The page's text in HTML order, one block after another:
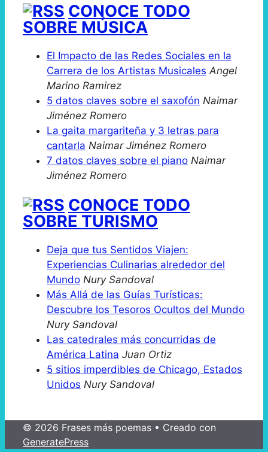
CONOCE TODO
SOBRE MÚSICA
El Impacto de las Redes Sociales en la
Carrera de los Artistas Musicales Angel
Marino Ramirez
5 datos claves sobre el saxofón Naimar
Jiménez Romero
La gaita margariteña y 3 letras para
cantarla Naimar Jiménez Romero
7 datos claves sobre el piano Naimar
Jiménez Romero
CONOCE TODO
SOBRE TURISMO
Deja que tus Sentidos Viajen:
Experiencias Culinarias alrededor del
Mundo Nury Sandoval
Más Allá de las Guías Turísticas:
Descubre los Tesoros Ocultos del Mundo
Nury Sandoval
Las catedrales más concurridas de
América Latina Juan Ortiz
5 sitios imperdibles de Chicago, Estados
Unidos Nury Sandoval
© 2026 Frases más poemas • Creado con
GeneratePress